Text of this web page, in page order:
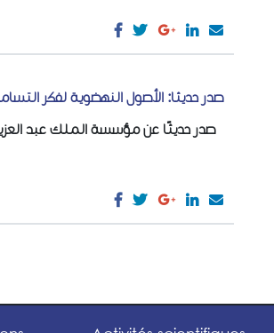
صدر حديثا: الأصول النهضوية لفكر
صدر حديثًا عن مؤسسة الملك عبد العزيز